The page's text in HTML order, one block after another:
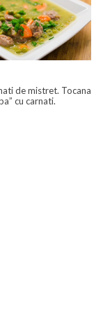
de mistret. Tocana
cu carnati.